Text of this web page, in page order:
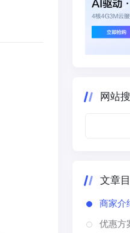
网站
文章
商家介
优惠方